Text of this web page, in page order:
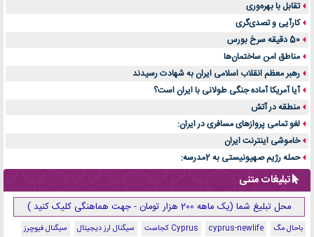
تقابل با بهره‌وری
کارآیی و تصدی‌گری
50 دقیقه سرخ بورس
مناطق امن ساختمان‌ها
رهبر معظم انقلاب اسلامی ایران به شهادت رسیدند
آیا آمریکا آماده جنگی طولانی با ایران است؟
منطقه در آتش
لغو تمامی پروازهای مسافری در ایران:
خاموشی اینترنت ایران
حمله رژیم صهیونیستی به 2مدرسه:
تبلیغات متنی
محل تبلیغ شما (یک ماهه 200 هزار تومان - جهت هماهنگی کلیک کنید )
باحال مگ cyprus-newlife Cyprus کجاست سیگنال ارز دیجیتال سیگنال فیوچرز